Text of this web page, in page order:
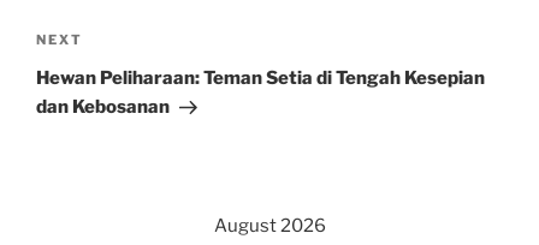
Next
Post
NEXT
Hewan Peliharaan: Teman Setia di Tengah Kesepian
dan Kebosanan
August 2026